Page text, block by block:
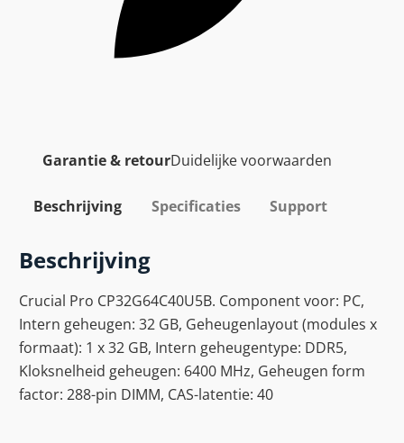
Garantie & retourDuidelijke voorwaarden
Beschrijving Specificaties Support
Beschrijving
Crucial Pro CP32G64C40U5B. Component voor: PC,
Intern geheugen: 32 GB, Geheugenlayout (modules x
formaat): 1 x 32 GB, Intern geheugentype: DDR5,
Kloksnelheid geheugen: 6400 MHz, Geheugen form
factor: 288-pin DIMM, CAS-latentie: 40